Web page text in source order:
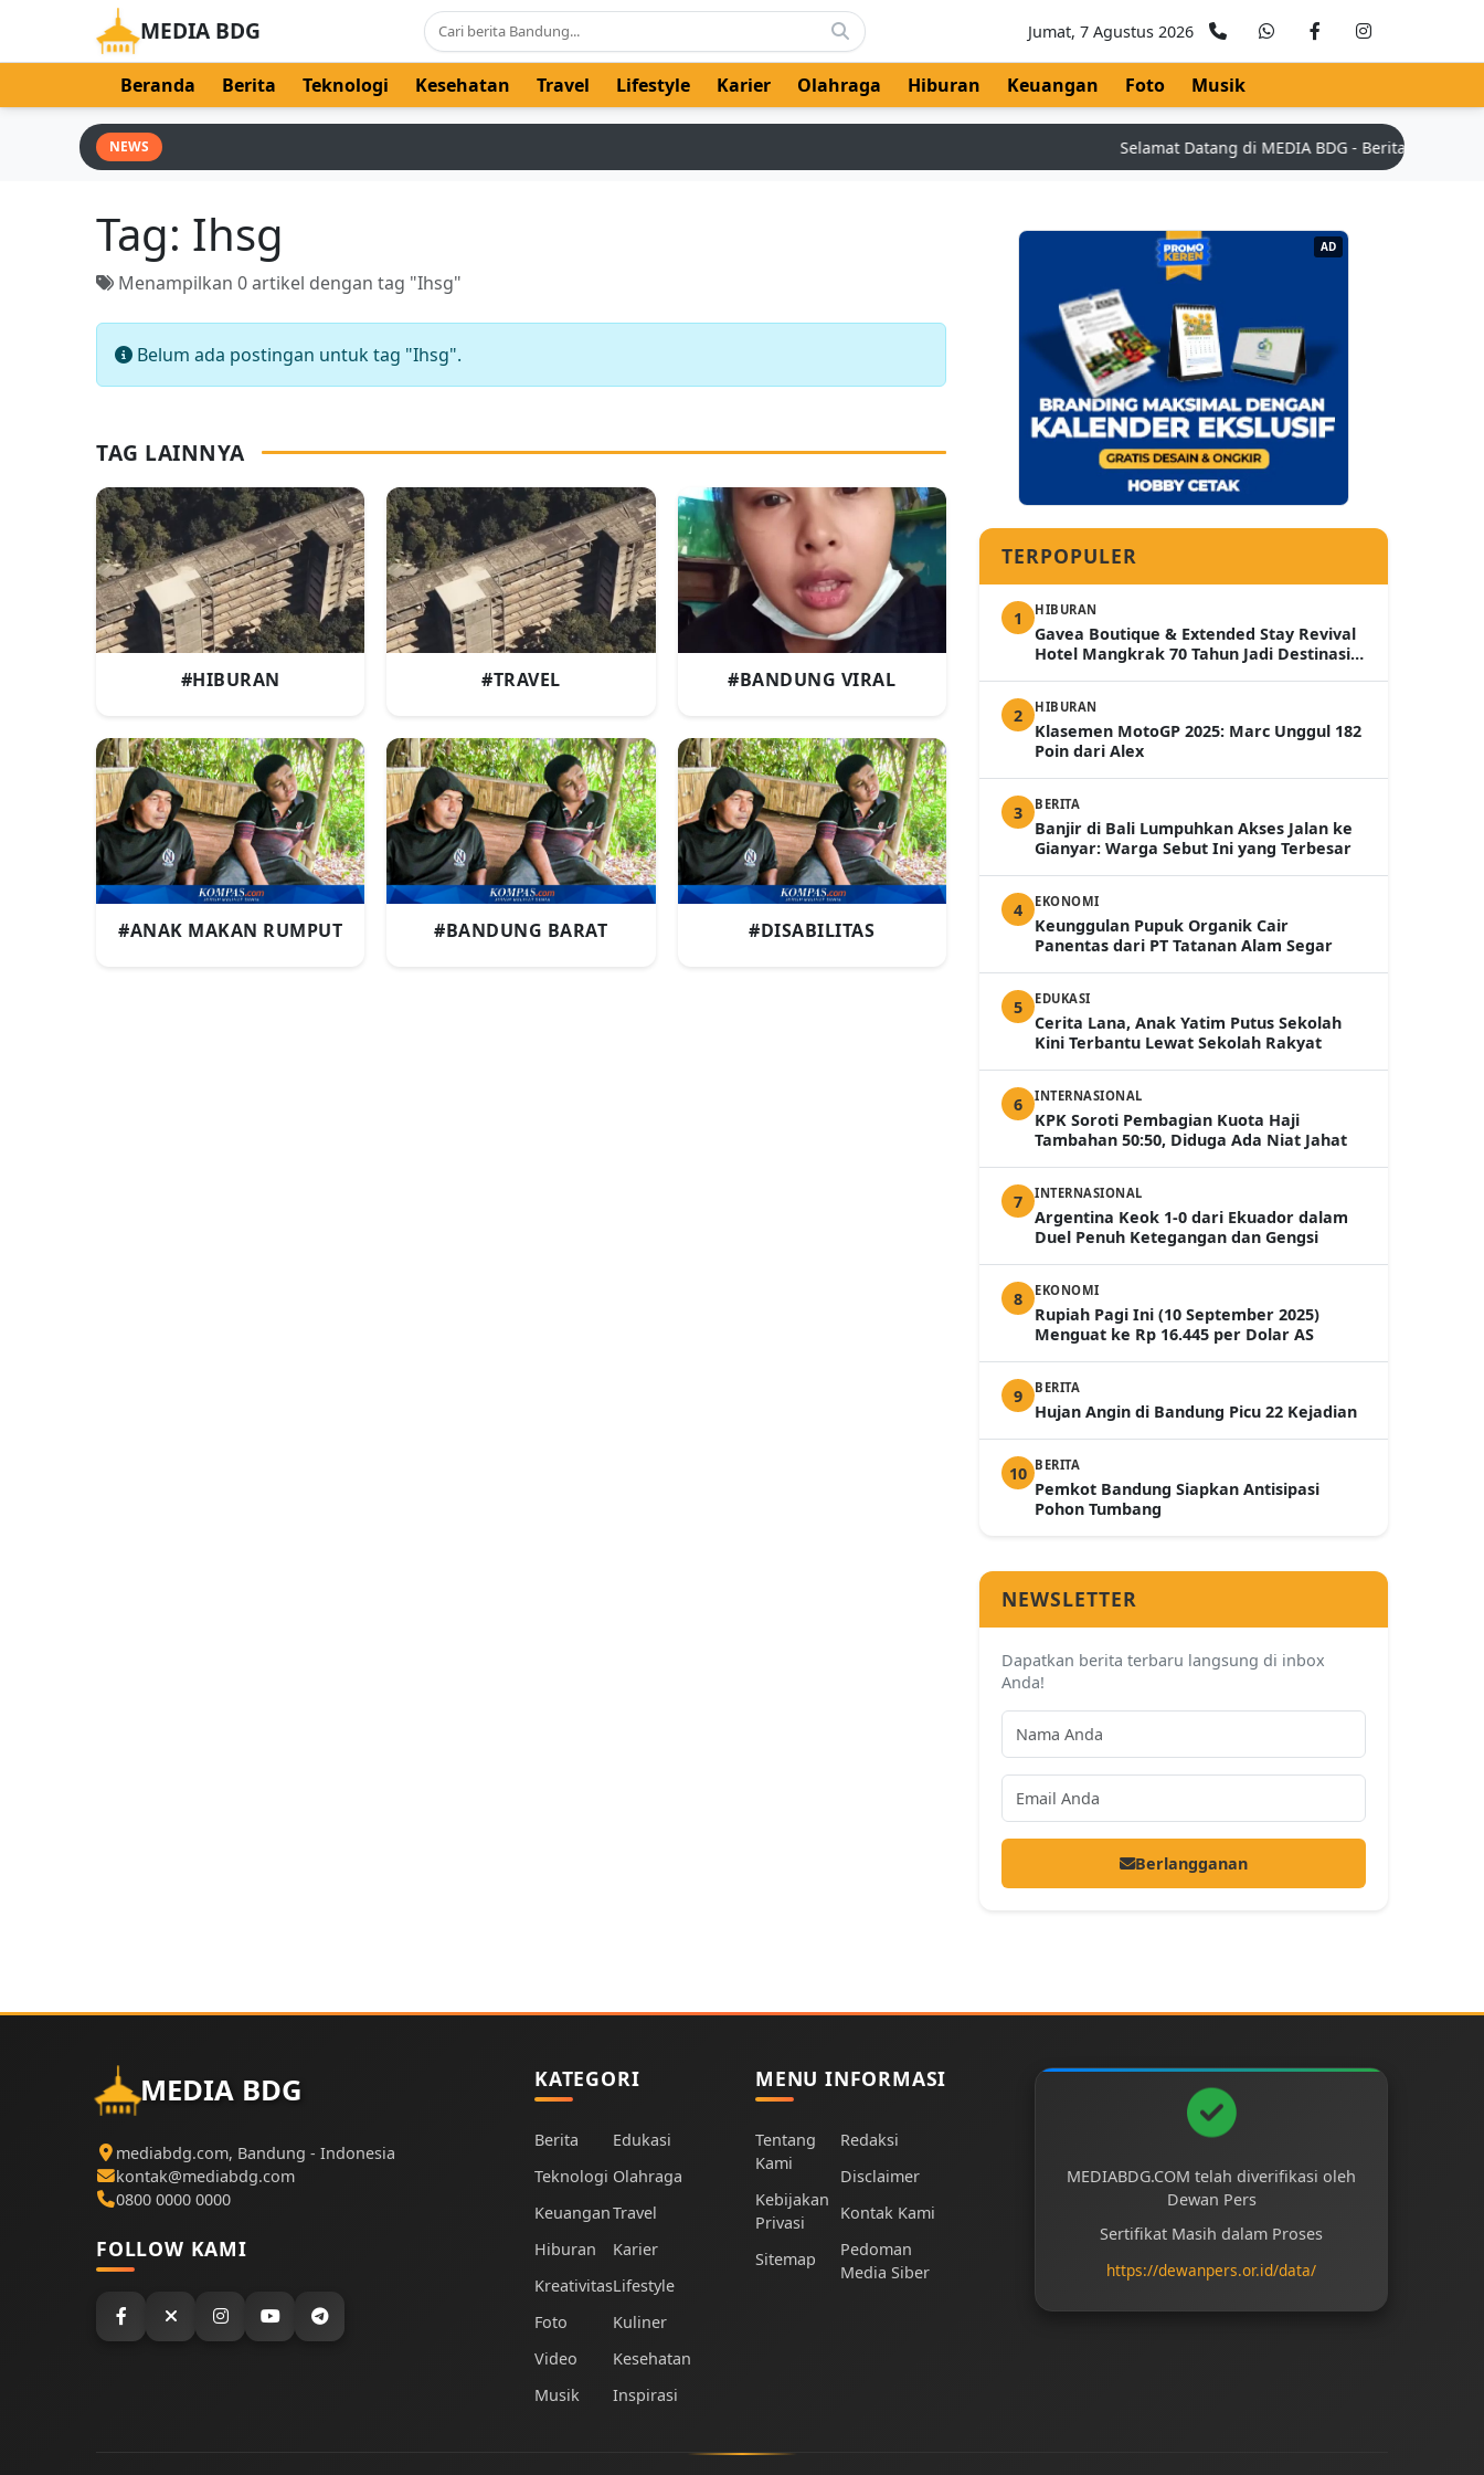
MEDIA BDG Jumat, 7 Agustus 2026
Beranda Berita Teknologi Kesehatan Travel Lifestyle Karier Olahraga Hiburan Keuangan Foto Musik
NEWS Selamat Datang di MEDIA BDG - Berita Teknologi
Tag: Ihsg
Menampilkan 0 artikel dengan tag "Ihsg"
Belum ada postingan untuk tag "Ihsg".
TAG LAINNYA
#HIBURAN #TRAVEL #BANDUNG VIRAL
#ANAK MAKAN RUMPUT #BANDUNG BARAT #DISABILITAS
AD
TERPOPULER
1 HIBURAN
Gavea Boutique & Extended Stay Revival
Hotel Mangkrak 70 Tahun Jadi Destinasi
2
HIBURAN
Klasemen MotoGP 2025: Marc Unggul 182
Poin dari Alex
3 BERITA
Banjir di Bali Lumpuhkan Akses Jalan ke
Gianyar: Warga Sebut Ini yang Terbesar
4 EKONOMI
Keunggulan Pupuk Organik Cair
Panentas dari PT Tatanan Alam Segar
5 EDUKASI
Cerita Lana, Anak Yatim Putus Sekolah
Kini Terbantu Lewat Sekolah Rakyat
6 INTERNASIONAL
KPK Soroti Pembagian Kuota Haji
Tambahan 50:50, Diduga Ada Niat Jahat
7 INTERNASIONAL
Argentina Keok 1-0 dari Ekuador dalam
Duel Penuh Ketegangan dan Gengsi
8 EKONOMI
Rupiah Pagi Ini (10 September 2025)
Menguat ke Rp 16.445 per Dolar AS
9 BERITA
Hujan Angin di Bandung Picu 22 Kejadian
10 BERITA
Pemkot Bandung Siapkan Antisipasi
Pohon Tumbang
NEWSLETTER
Dapatkan berita terbaru langsung di inbox
Anda!
Berlangganan
MEDIA BDG
mediabdg.com, Bandung - Indonesia
kontak@mediabdg.com
0800 0000 0000
FOLLOW KAMI
KATEGORI
Berita
Teknologi
Keuangan
Hiburan
Kreativitas
Foto
Video
Musik
Edukasi
Olahraga
Travel
Karier
Lifestyle
Kuliner
Kesehatan
Inspirasi
MENU INFORMASI
Tentang
Kami
Kebijakan
Privasi
Sitemap
Redaksi
Disclaimer
Kontak Kami
Pedoman
Media Siber
MEDIABDG.COM telah diverifikasi oleh
Dewan Pers
Sertifikat Masih dalam Proses
https://dewanpers.or.id/data/